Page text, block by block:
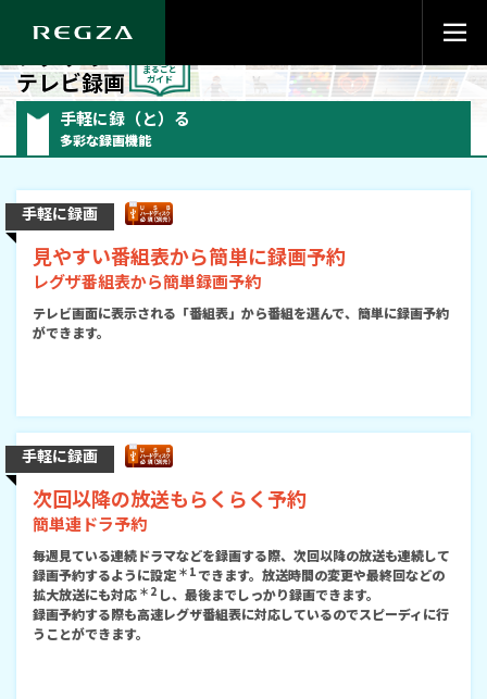
テレビ録画
手軽に録（と）る
多彩な録画機能
手軽に録画
見やすい番組表から簡単に録画予約
レグザ番組表から簡単録画予約
テレビ画面に表示される「番組表」から番組を選んで、簡単に録画予約
ができます。
手軽に録画
次回以降の放送もらくらく予約
簡単連ドラ予約
毎週見ている連続ドラマなどを録画する際、次回以降の放送も連続して
録画予約するように設定 ＊1できます。放送時間の変更や最終回などの
拡大放送にも対応 ＊2 し、最後までしっかり録画できます。
録画予約する際も高速レグザ番組表に対応しているのでスピーディに行
うことができます。